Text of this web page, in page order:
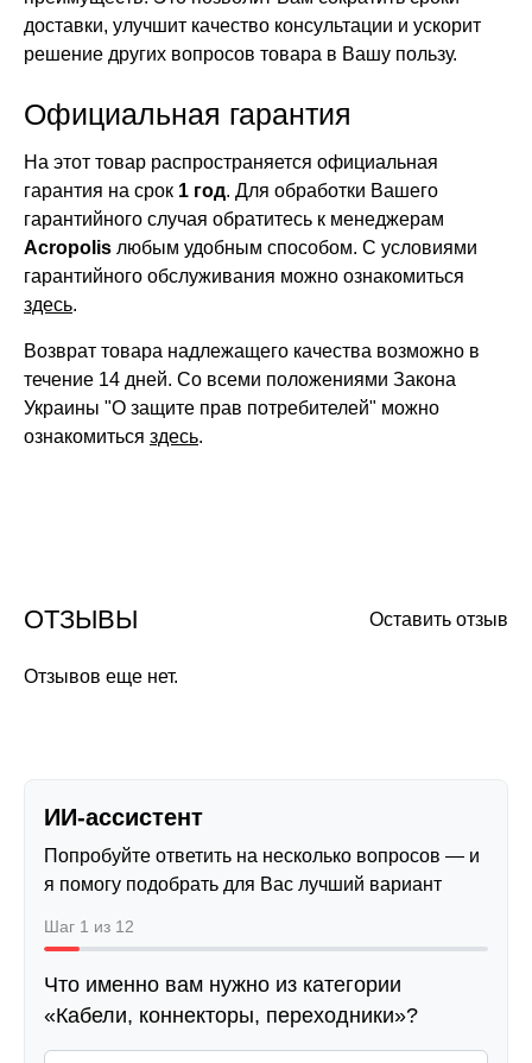
доставки, улучшит качество консультации и ускорит
решение других вопросов товара в Вашу пользу.
Официальная гарантия
На этот товар распространяется официальная
гарантия на срок 1 год. Для обработки Вашего
гарантийного случая обратитесь к менеджерам
Acropolis любым удобным способом. С условиями
гарантийного обслуживания можно ознакомиться
здесь.
Возврат товара надлежащего качества возможно в
течение 14 дней. Со всеми положениями Закона
Украины "О защите прав потребителей" можно
ознакомиться здесь.
Оставить отзыв
ОТЗЫВЫ
Отзывов еще нет.
ИИ-ассистент
Попробуйте ответить на несколько вопросов — и
я помогу подобрать для Вас лучший вариант
Шаг 1 из 12
Что именно вам нужно из категории
«Кабели, коннекторы, переходники»?